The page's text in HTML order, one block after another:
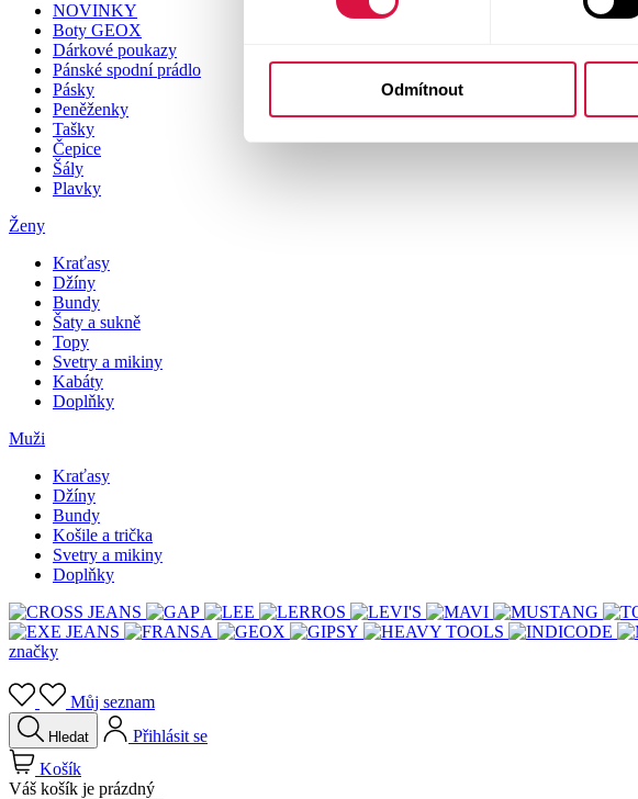
Odmítnout
NOVINKY
Boty GEOX
Dárkové poukazy
Pánské spodní prádlo
Pásky
Peněženky
Tašky
Čepice
Šály
Plavky
Ženy
Kraťasy
Džíny
Bundy
Šaty a sukně
Topy
Svetry a mikiny
Kabáty
Doplňky
Muži
Kraťasy
Džíny
Bundy
Košile a trička
Svetry a mikiny
Doplňky
značky
Můj seznam
Hledat
Přihlásit se
Košík
Váš košík je prázdný